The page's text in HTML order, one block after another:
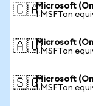
🇨🇦Microsoft
1 MSFTon
🇦🇺Microsoft
1 MSFTon
🇸🇬Microsoft
1 MSFTon